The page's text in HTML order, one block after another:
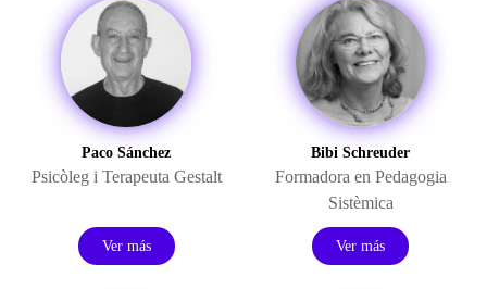
Paco Sánchez
Psicòleg i Terapeuta Gestalt
Ver más
Bibi Schreuder
Formadora en Pedagogia
Sistèmica
Ver más